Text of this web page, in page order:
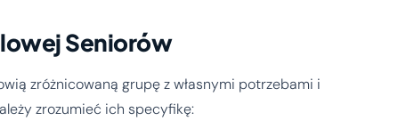
Seniorów
zróżnicowaną grupę z własnymi potrzebami i
zrozumieć ich specyfikę: